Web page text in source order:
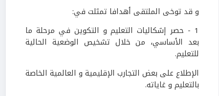
و قد توخى الملتقى أهدافا تمثلت في:
1 - حصر إشكاليات التعليم و التكوين في مرحلة ما
بعد الأساسي، من خلال تشخيص الوضعية الحالية
للتعليم.
الإطلاع على بعض التجارب الإقليمية و العالمية الخاصة
بالتعليم و غاياته.